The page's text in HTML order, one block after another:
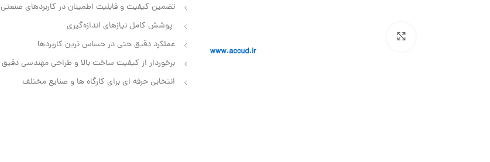
تضمین کیفیت و قابلیت اطمینان در کاربردهای صنعتی
پوشش کامل نیازهای اندازه‌گیری
عملکرد دقیق حتی در حساس‌ ترین کاربردها
برخوردار از کیفیت ساخت بالا و طراحی مهندسی دقیق
انتخابی حرفه‌ ای برای کارگاه‌ ها و صنایع مختلف